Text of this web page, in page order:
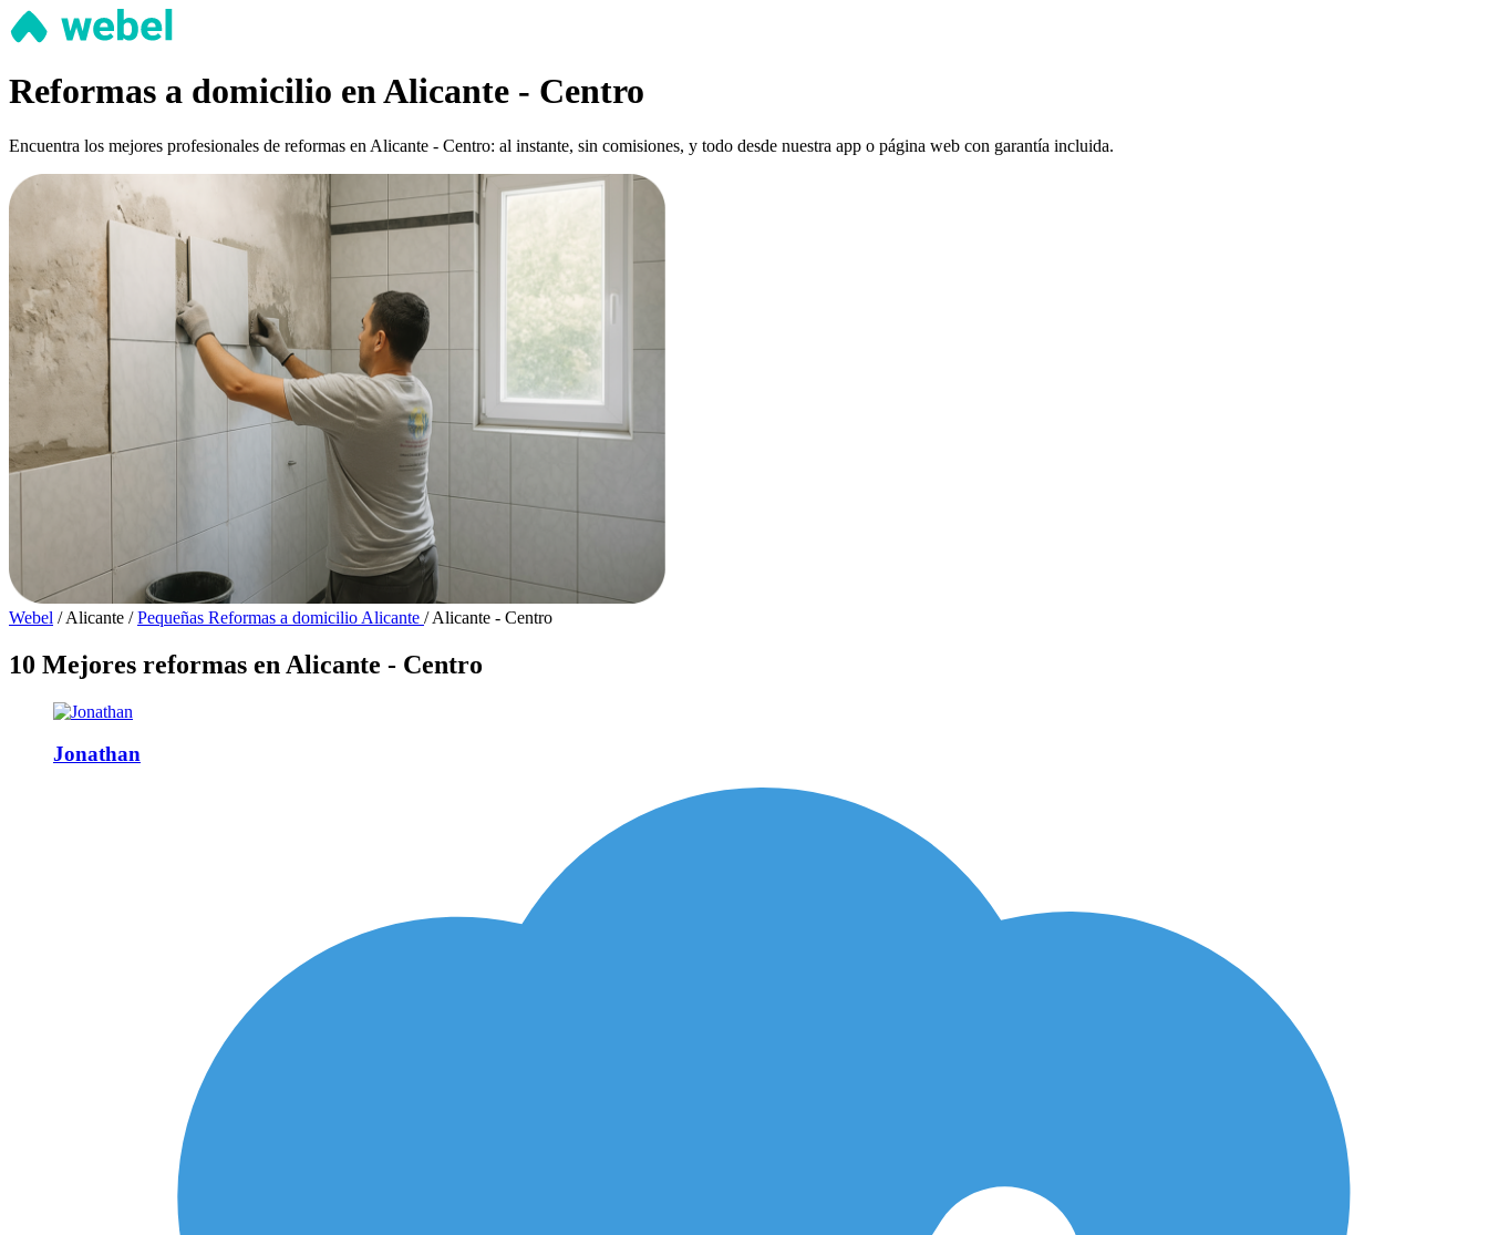
Reformas a domicilio en Alicante - Centro
Encuentra los mejores profesionales de reformas en Alicante - Centro: al instante, sin comisiones, y todo desde nuestra app o página web con garantía incluida.
Webel / Alicante / Pequeñas Reformas a domicilio Alicante / Alicante - Centro
10 Mejores reformas en Alicante - Centro
Jonathan